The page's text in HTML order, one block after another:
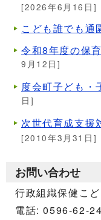
[2026年6月16日]
こども誰でも通
令和8年度の保
9月12日]
度会町子ども・
日]
次世代育成支援
[2010年3月31日]
お問い合わせ
行政組織保健こ
電話: 0596-62-